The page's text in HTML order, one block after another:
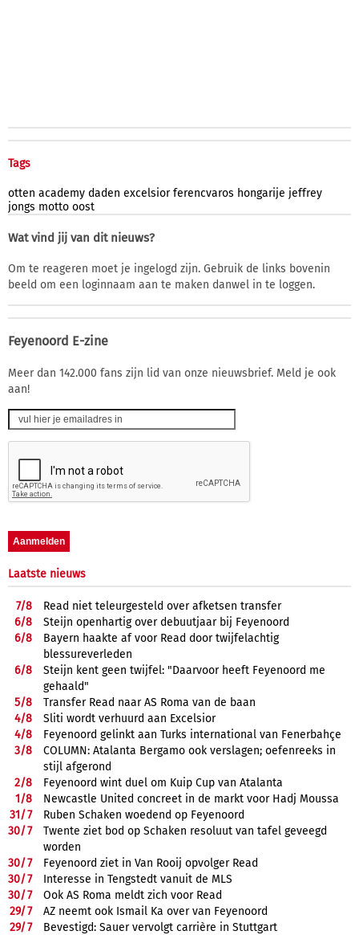
Tags
otten academy daden excelsior ferencvaros hongarije jeffrey
jongs motto oost
Wat vind jij van dit nieuws?
Om te reageren moet je ingelogd zijn. Gebruik de links bovenin
beeld om een loginnaam aan te maken danwel in te loggen.
Feyenoord E-zine
Meer dan 142.000 fans zijn lid van onze nieuwsbrief. Meld je ook
aan!
Laatste nieuws
7/8
Read niet teleurgesteld over afketsen transfer
6/8
Steijn openhartig over debuutjaar bij Feyenoord
6/8
Bayern haakte af voor Read door twijfelachtig
blessureverleden
6/8
Steijn kent geen twijfel: "Daarvoor heeft Feyenoord me
gehaald"
5/8
Transfer Read naar AS Roma van de baan
4/8
Sliti wordt verhuurd aan Excelsior
4/8
Feyenoord gelinkt aan Turks international van Fenerbahçe
3/8
COLUMN: Atalanta Bergamo ook verslagen; oefenreeks in
stijl afgerond
2/8
Feyenoord wint duel om Kuip Cup van Atalanta
1/8
Newcastle United concreet in de markt voor Hadj Moussa
31/7
Ruben Schaken woedend op Feyenoord
30/7
Twente ziet bod op Schaken resoluut van tafel geveegd
worden
30/7
Feyenoord ziet in Van Rooij opvolger Read
30/7
Interesse in Tengstedt vanuit de MLS
30/7
Ook AS Roma meldt zich voor Read
29/7
AZ neemt ook Ismail Ka over van Feyenoord
29/7
Bevestigd: Sauer vervolgt carrière in Stuttgart